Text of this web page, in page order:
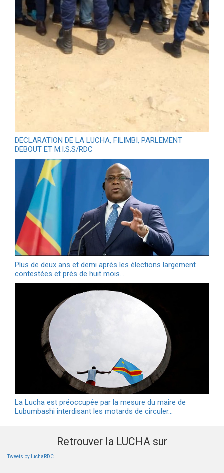
DECLARATION DE LA LUCHA, FILIMBI, PARLEMENT
DEBOUT ET M.I.S.S/RDC
Plus de deux ans et demi après les élections largement
contestées et près de huit mois…
La Lucha est préoccupée par la mesure du maire de
Lubumbashi interdisant les motards de circuler…
Retrouver la LUCHA sur
Tweets by luchaRDC